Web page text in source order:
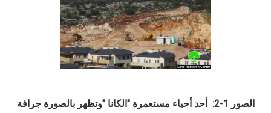
الصور 1-2: أحد أحياء مستعمرة "الكانا "وتظهر بالصورة جرافة